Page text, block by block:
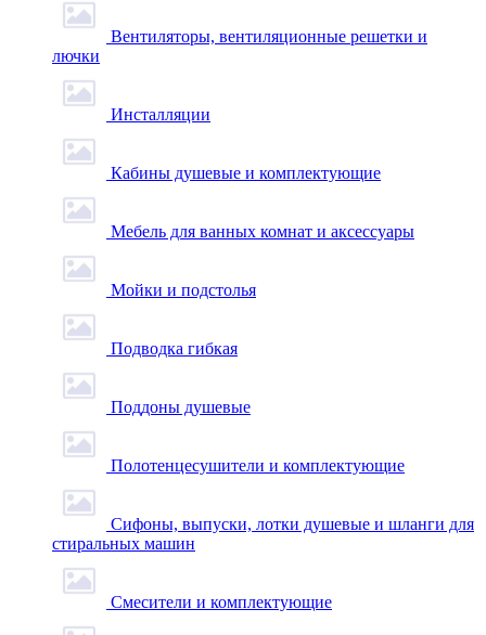
Вентиляторы, вентиляционные решетки и
лючки
Инсталляции
Кабины душевые и комплектующие
Мебель для ванных комнат и аксессуары
Мойки и подстолья
Подводка гибкая
Поддоны душевые
Полотенцесушители и комплектующие
Сифоны, выпуски, лотки душевые и шланги для
стиральных машин
Смесители и комплектующие